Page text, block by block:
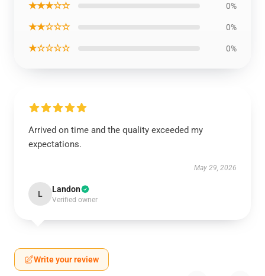
★★★☆☆ 0%
★★☆☆☆ 0%
★☆☆☆☆ 0%
Arrived on time and the quality exceeded my
expectations.
May 29, 2026
L Landon
Verified owner
Write your review